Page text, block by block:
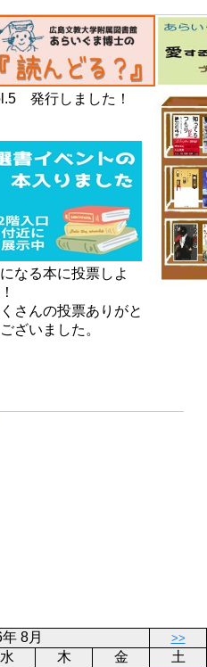
発行しました！
なる本に投票しよ
さんの投票ありがと
ざいました。
8月 >>
水 木 金
土